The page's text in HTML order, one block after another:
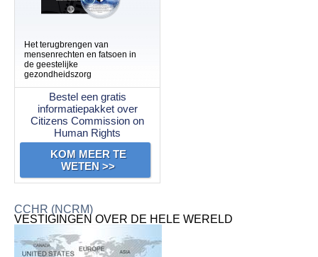
Het terugbrengen van
mensenrechten en fatsoen in
de geestelijke
gezondheidszorg
Bestel een gratis
informatiepakket over
Citizens Commission on
Human Rights
KOM MEER TE
WETEN >>
CCHR (NCRM)
VESTIGINGEN OVER DE HELE WERELD